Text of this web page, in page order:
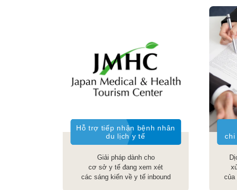
Hỗ trợ tiếp nhận bệnh nhân
du lịch y tế
Giải pháp dành cho
cơ sở y tế đang xem xét
các sáng kiến về y tế inbound
chi
của